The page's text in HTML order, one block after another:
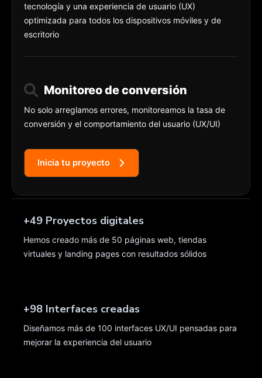
tecnología y una experiencia de usuario (UX)
optimizada para todos los dispositivos móviles y de
escritorio
Monitoreo de conversión
No solo arreglamos errores, monitoreamos la tasa de
conversión y el comportamiento del usuario (UX/UI)
Inicia tu proyecto
+50 Proyectos digitales
Hemos creado más de 50 páginas web, tiendas
virtuales y landing pages con resultados sólidos
+99 Interfaces creadas
Diseñamos más de 100 interfaces UX/UI pensadas para
mejorar la experiencia del usuario